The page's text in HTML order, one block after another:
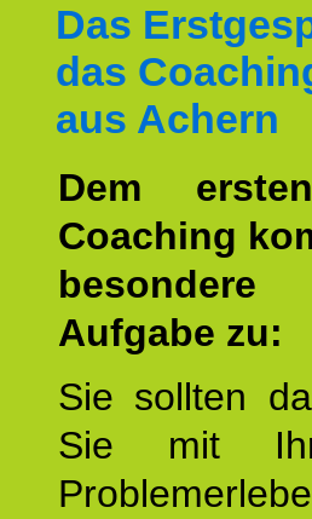
Das
das
aus Achern
Dem
Coaching
Aufgabe zu:
Sie sollten
Sie mit